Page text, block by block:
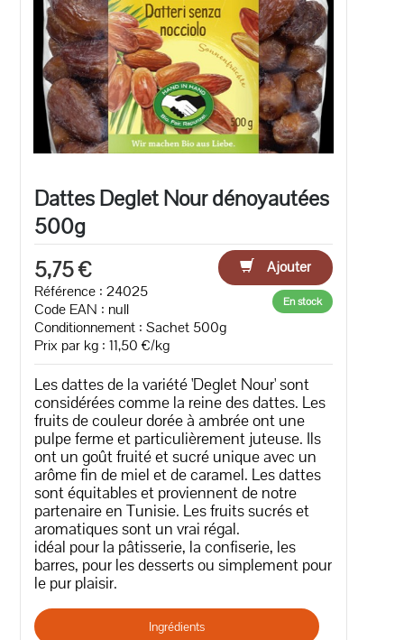
Dattes Deglet Nour dénoyautées
500g
5,75 €
Ajouter
Référence : 24025
Code EAN : null
Conditionnement : Sachet 500g
Prix par kg : 11,50 €/kg
En stock
Les dattes de la variété 'Deglet Nour' sont
considérées comme la reine des dattes. Les
fruits de couleur dorée à ambrée ont une
pulpe ferme et particulièrement juteuse. Ils
ont un goût fruité et sucré unique avec un
arôme fin de miel et de caramel. Les dattes
sont équitables et proviennent de notre
partenaire en Tunisie. Les fruits sucrés et
aromatiques sont un vrai régal.
idéal pour la pâtisserie, la confiserie, les
barres, pour les desserts ou simplement pour
le pur plaisir.
Ingrédients